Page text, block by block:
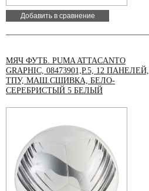
Добавить в сравнение
МЯЧ ФУТБ. PUMA ATTACANTO
GRAPHIC, 08473901,Р.5, 12 ПАНЕЛЕЙ,
ТПУ, МАШ.СШИВКА, БЕЛО-
СЕРЕБРИСТЫЙ 5 БЕЛЫЙ